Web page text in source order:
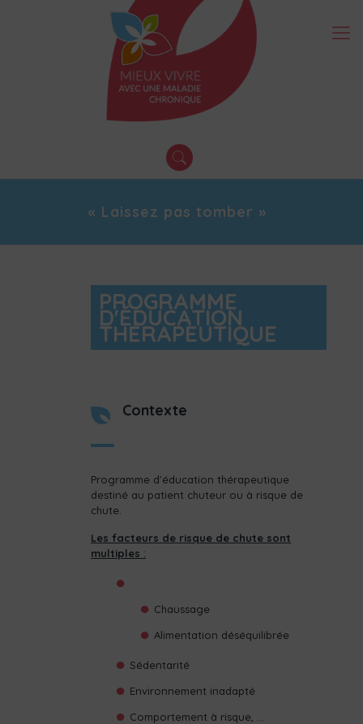
« Laissez pas tomber »
PROGRAMME
D'ÉDUCATION
THÉRAPEUTIQUE
Contexte
Programme d’éducation thérapeutique
destiné au patient chuteur ou à risque de
chute.
Les facteurs de risque de chute sont
multiples :
Chaussage
Alimentation déséquilibrée
Sédentarité
Environnement inadapté
Comportement à risque, …